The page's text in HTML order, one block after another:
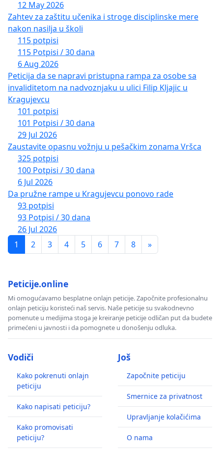
12 May 2026
Zahtev za zaštitu učenika i stroge disciplinske mere
nakon nasilja u školi
115 potpisi
115 Potpisi / 30 dana
6 Aug 2026
Peticija da se napravi pristupna rampa za osobe sa
invaliditetom na nadvoznjaku u ulici Filip Kljajic u
Kragujevcu
101 potpisi
101 Potpisi / 30 dana
29 Jul 2026
Zaustavite opasnu vožnju u pešačkim zonama Vršca
325 potpisi
100 Potpisi / 30 dana
6 Jul 2026
Da pružne rampe u Kragujevcu ponovo rade
93 potpisi
93 Potpisi / 30 dana
26 Jul 2026
1
2 3 4 5 6 7 8 »
Peticije.online
Mi omogućavamo besplatne onlajn peticije. Započnite profesionalnu
onlajn peticiju koristeći naš servis. Naše peticije su svakodnevno
pomenute u medijima stoga je kreiranje peticije odličan put da budete
primećeni u javnosti i da pomognete u donošenju odluka.
Vodiči
Kako pokrenuti onlajn
peticiju
Kako napisati peticiju?
Kako promovisati
peticiju?
Još
Započnite peticiju
Smernice za privatnost
Upravljanje kolačićima
O nama